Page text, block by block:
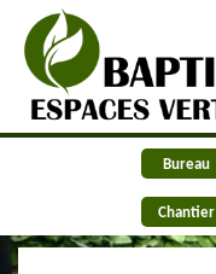
Bureau
Chantier